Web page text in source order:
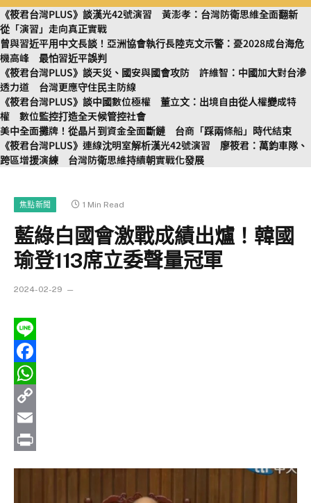
《筱君台灣PLUS》談漢光42號演習 黃澎孝：台灣防衛思維全面翻新
從「演習」走向真正實戰
曾與習近平用中文長談！亞洲協會執行長陸克文示警：憂2028成台海危
機高峰 最怕習近平誤判
《筱君台灣PLUS》談天災、國安與國會攻防 許維智：中國加大對台滲
透力道 台灣更應守住民主防線
《筱君台灣PLUS》談中國數位極權 董立文：出境自由從人權變成特
權 數位監控打造全天候管控社會
美中全面攤牌！從晶片到資金全面斷鏈 台商「踩兩條船」時代結束
《筱君台灣PLUS》連線沈明室解析漢光42號演習 廖筱君：萬鈞車隊、
跨區增援演練 台灣防衛思維持續朝實戰化發展
焦點新聞 1 Min Read
藍綠白國會激戰成績出爐！韓國
瑜登113席立委聲量冠軍
2024-02-29
Line
Facebook
WhatsApp
Copy
Link
Email